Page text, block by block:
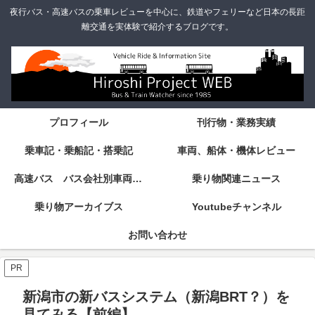
夜行バス・高速バスの乗車レビューを中心に、鉄道やフェリーなど日本の長距
離交通を実体験で紹介するブログです。
プロフィール 刊行物・業務実績
乗車記・乗船記・搭乗記 車両、船体・機体レビュー
高速バス バス会社別車両・設備・シート紹介 乗り物関連ニュース
乗り物アーカイブス Youtubeチャンネル
お問い合わせ
PR
新潟市の新バスシステム（新潟BRT？）を